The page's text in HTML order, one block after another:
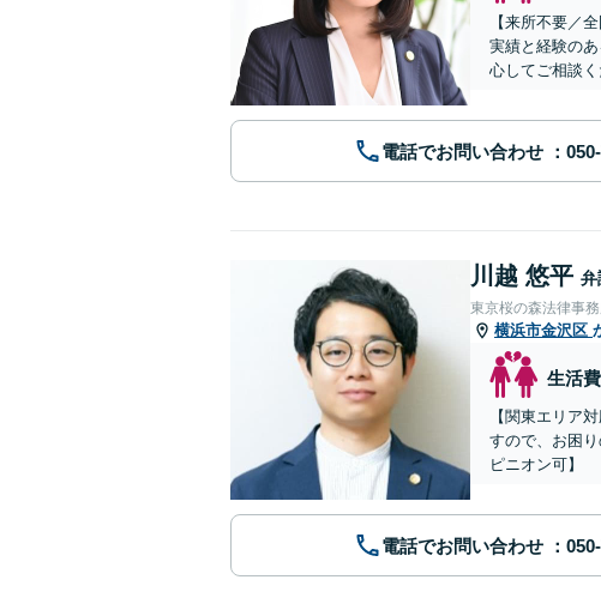
【来所不要／
実績と経験の
心してご相談く
電話でお問い合わせ
川越 悠平 弁
東京桜の森法律事
横浜市金沢区
生活
【関東エリア
すので、お困
ピニオン可】
電話でお問い合わせ